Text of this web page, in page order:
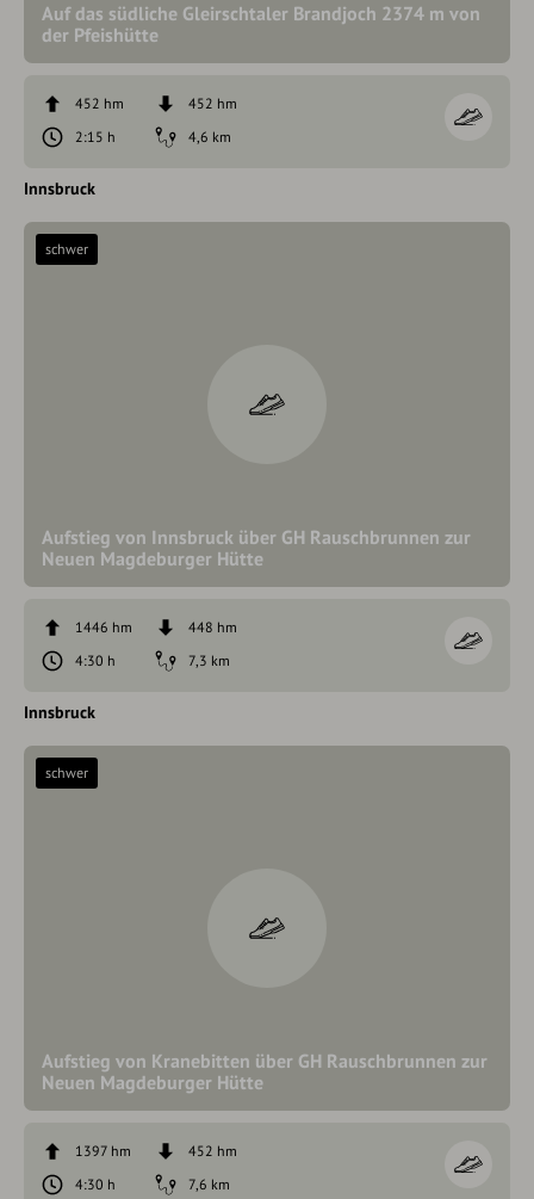
Auf das südliche Gleirschtaler Brandjoch 2374 m von
der Pfeishütte
452 hm
452 hm
2:15 h
4,6 km
Innsbruck
Aufstieg von Innsbruck über GH Rauschbrunnen zur
Neuen Magdeburger Hütte
schwer
1446 hm
448 hm
4:30 h
7,3 km
Innsbruck
Aufstieg von Kranebitten über GH Rauschbrunnen zur
Neuen Magdeburger Hütte
schwer
1397 hm
452 hm
4:30 h
7,6 km